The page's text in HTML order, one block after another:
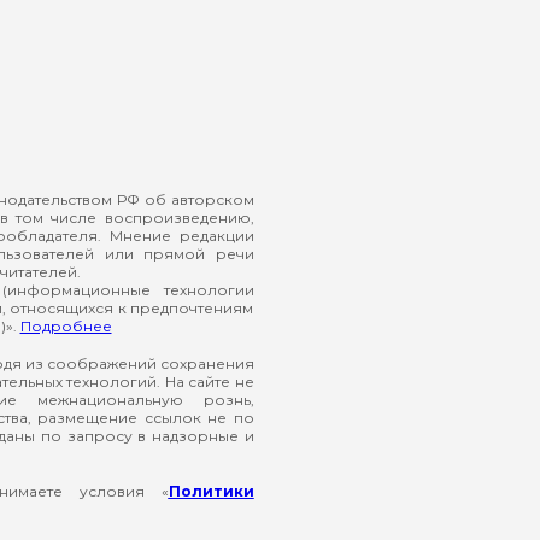
РФ об авторском
числе воспроизведению,
Мнение редакции
или прямой речи
технологии
относящихся к предпочтениям
Подробнее
из соображений сохранения
технологий. На сайте не
межнациональную рознь,
размещение ссылок не по
по запросу в надзорные и
условия «Политики